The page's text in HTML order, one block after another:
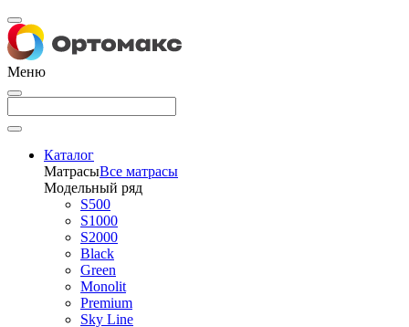
Меню
Каталог
МатрасыВсе матрасы
Модельный ряд
S500
S1000
S2000
Black
Green
Monolit
Premium
Sky Line